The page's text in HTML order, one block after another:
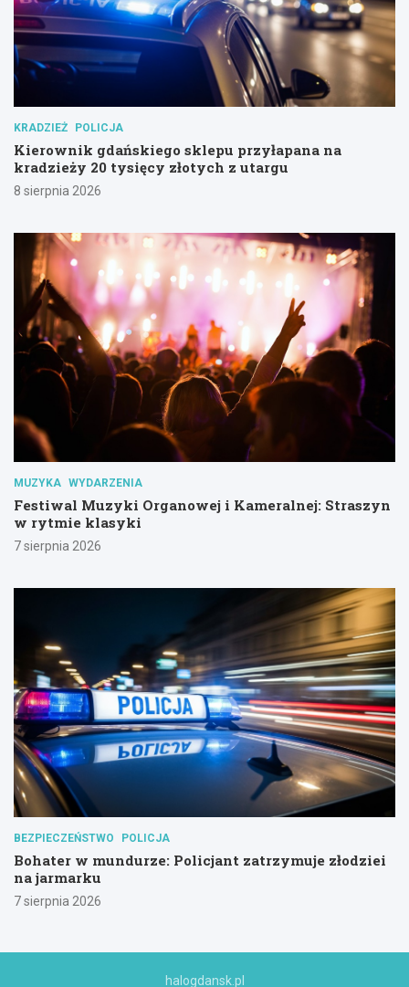
KRADZIEŻ POLICJA
Kierownik gdańskiego sklepu przyłapana na
kradzieży 20 tysięcy złotych z utargu
8 sierpnia 2026
MUZYKA WYDARZENIA
Festiwal Muzyki Organowej i Kameralnej: Straszyn
w rytmie klasyki
7 sierpnia 2026
BEZPIECZEŃSTWO POLICJA
Bohater w mundurze: Policjant zatrzymuje złodziei
na jarmarku
7 sierpnia 2026
halogdansk.pl